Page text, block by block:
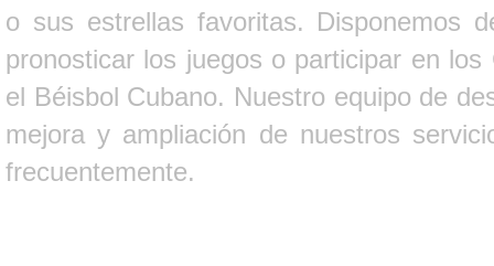
o sus estrellas favoritas. Disponemos
pronosticar los juegos o participar en
el Béisbol Cubano. Nuestro equipo de
mejora y ampliación de nuestros
frecuentemente.